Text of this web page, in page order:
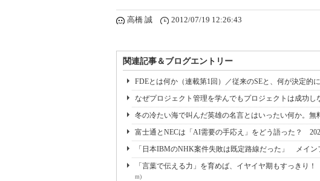
高橋 誠 2012/07/19 12:26:43
関連記事＆ブログエントリー
FDEとは何か（連載第1回）／従来のSEと、何が決定的
なぜプロジェクト管理を学んでもプロジェクトは成功し
冬の冷たい海で叫んだ英雄の名言とはいったい何か。無
富士通とNECは「AI需要の手応え」をどう語った？
「日本IBMのNHK案件失敗は既定路線だった」 メイン
「言葉で伝える力」を育めば、イヤイヤ期もすっきり
m)